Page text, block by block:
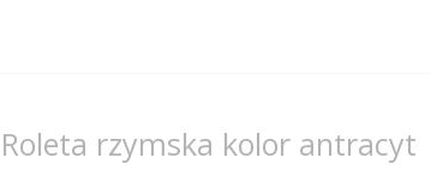
Roleta rzymska kolor antracyt